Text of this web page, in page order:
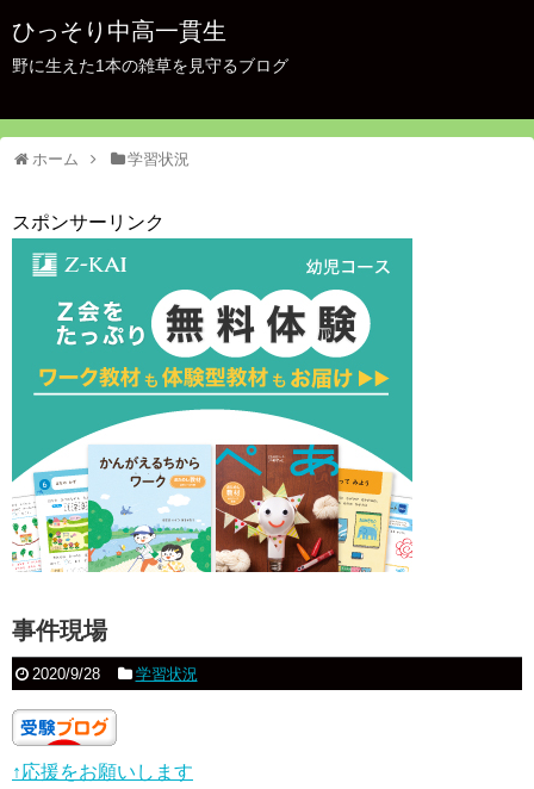
ひっそり中高一貫生
野に生えた1本の雑草を見守るブログ
ホーム 学習状況
スポンサーリンク
事件現場
2020/9/28 学習状況
↑応援をお願いします